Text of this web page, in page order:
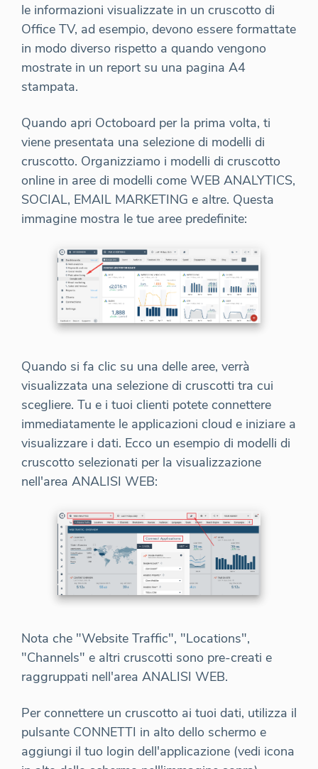
le informazioni visualizzate in un cruscotto di
Office TV, ad esempio, devono essere formattate
in modo diverso rispetto a quando vengono
mostrate in un report su una pagina A4
stampata.
Quando apri Octoboard per la prima volta, ti
viene presentata una selezione di modelli di
cruscotto. Organizziamo i modelli di cruscotto
online in aree di modelli come WEB ANALYTICS,
SOCIAL, EMAIL MARKETING e altre. Questa
immagine mostra le tue aree predefinite:
Quando si fa clic su una delle aree, verrà
visualizzata una selezione di cruscotti tra cui
scegliere. Tu e i tuoi clienti potete connettere
immediatamente le applicazioni cloud e iniziare a
visualizzare i dati. Ecco un esempio di modelli di
cruscotto selezionati per la visualizzazione
nell'area ANALISI WEB:
Nota che "Website Traffic", "Locations",
"Channels" e altri cruscotti sono pre-creati e
raggruppati nell'area ANALISI WEB.
Per connettere un cruscotto ai tuoi dati, utilizza il
pulsante CONNETTI in alto dello schermo e
aggiungi il tuo login dell'applicazione (vedi icona